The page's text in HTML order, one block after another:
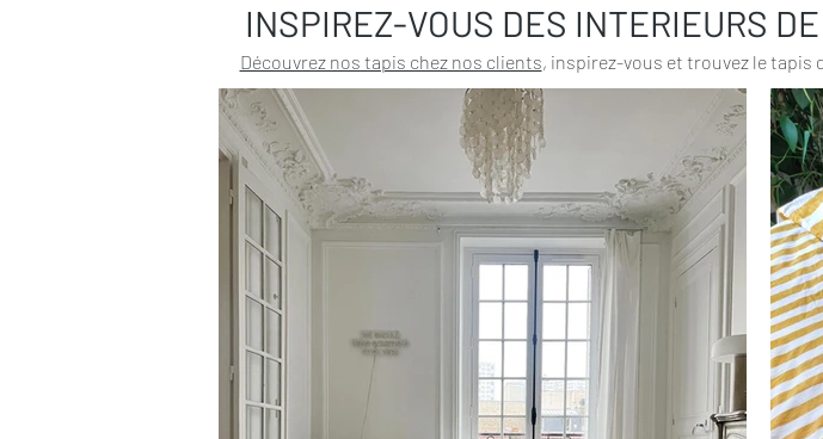
INSPIREZ-VOUS DES INTERIEURS
Découvrez nos tapis chez nos clients, inspirez-vous et trouvez le tapis